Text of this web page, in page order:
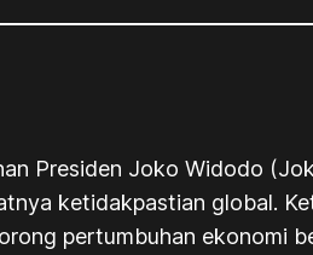
Presiden Joko Widodo
ketidakpastian global.
pertumbuhan ekonomi